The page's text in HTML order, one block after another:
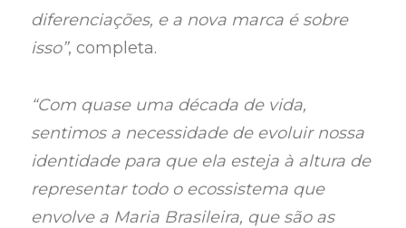
diferenciações, e a nova marca é sobre
isso”, completa.
“Com quase uma década de vida,
sentimos a necessidade de evoluir nossa
identidade para que ela esteja à altura de
representar todo o ecossistema que
envolve a Maria Brasileira, que são as